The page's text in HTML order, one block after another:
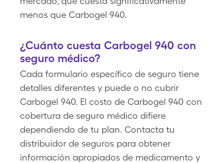
menos que Carbogel 940.
¿Cuánto cuesta Carbogel 940 con
seguro médico?
Cada formulario específico de seguro tiene
detalles diferentes y puede o no cubrir
Carbogel 940. El costo de Carbogel 940 con
cobertura de seguro médico difiere
dependiendo de tu plan. Contacta tu
distribuidor de seguros para obtener
información apropiados de medicamento y